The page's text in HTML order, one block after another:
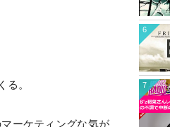
る。
ーケティングな気が
6
7